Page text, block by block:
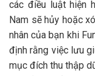
các điều luật hiện
Nam sẽ hủy hoặc
nhân của bạn khi
định rằng việc lưu
mục đích thu thập